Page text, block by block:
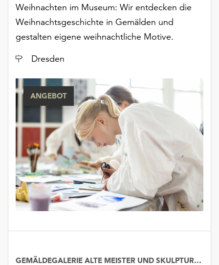
Weihnachten im Museum: Wir entdecken die
Weihnachtsgeschichte in Gemälden und
gestalten eigene weihnachtliche Motive.
Ort
Dresden
ANGEBOT
GEMÄLDEGALERIE ALTE MEISTER UND SKULPTURENSAMMLUNG BIS 1800